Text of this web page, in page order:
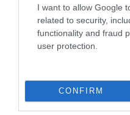
I want to allow Google
related to security,
functionality and fraud
user protection.
CONFIRM
nuestra Información
Histórico de precios